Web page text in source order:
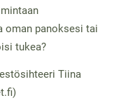
oman panoksesi tai
tukea?
Tiina